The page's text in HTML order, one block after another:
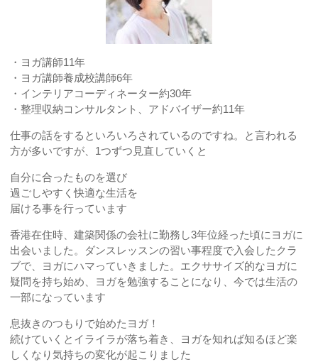
・ヨガ講師11年
・ヨガ講師養成校講師6年
・インテリアコーディネーター約30年
・整理収納コンサルタント、アドバイザー約11年
仕事の話をするといろいろされているのですね。と言われる
方が多いですが、1つずつ見直していくと
自分に合ったものを選び
過ごしやすく快適な生活を
届ける事を行っています
香港在住時、建築関係の会社に勤務し3年位経った頃にヨガに
出会いました。ダンスレッスンの習い事程度で入会したクラ
ブで、ヨガにハマっていきました。エクササイズ的なヨガに
疑問を持ち始め、ヨガを勉強することになり、今では生活の
一部になっています
息抜きのつもりで始めたヨガ！
続けていくとイライラが落ち着き、ヨガを知れば知るほど楽
しくなり気持ちの変化が起こりました